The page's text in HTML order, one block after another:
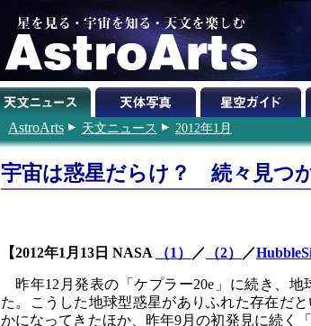
AstroArts 天文ニュース 2012年1月
宇宙は惑星だらけ？ 続々見つ
【2012年1月13日 NASA （1） ／ （2） ／
昨年12月発表の「ケプラー20e」に続き、
た。こうした地球型惑星がありふれた存在だ
かになってきたほか、昨年9月の初発見に続く